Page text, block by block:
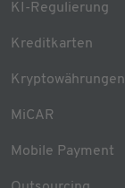
KI-Regulierung
Kreditkarten
Kryptowährungen
MiCAR
Mobile Payment